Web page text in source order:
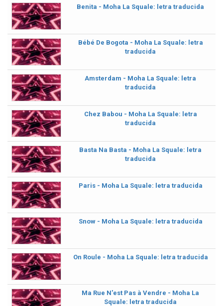
Benita - Moha La Squale: letra traducida
Bébé De Bogota - Moha La Squale: letra
traducida
Amsterdam - Moha La Squale: letra
traducida
Chez Babou - Moha La Squale: letra
traducida
Basta Na Basta - Moha La Squale: letra
traducida
Paris - Moha La Squale: letra traducida
Snow - Moha La Squale: letra traducida
On Roule - Moha La Squale: letra traducida
Ma Rue N'est Pas à Vendre - Moha La
Squale: letra traducida